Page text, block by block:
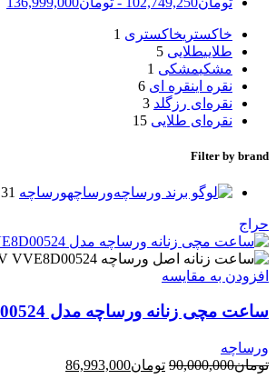
خاکستریخاکستری 1
طلاییطلایی 5
مشکیمشکی 1
نقره اینقره ای 6
نقره‌ای رزگلد 3
نقره‌ای طلایی 15
Filter by brand
ورساچهورساچه 31
حراج
افزودن به مقایسه
ساعت مچی زنانه ورساچه مدل Versace VE8D00524
ورساچه
تومان90,000,000 قیمت
تومان86,993,000قیمت